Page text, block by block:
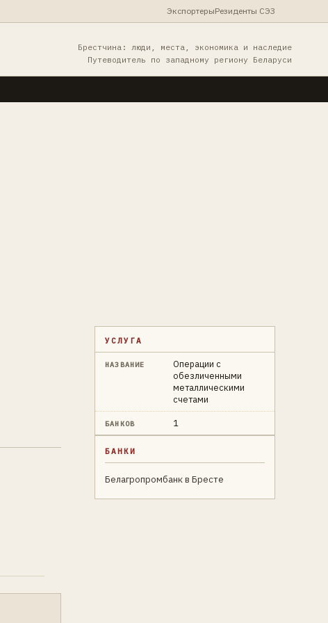
ЭкспортерыРезиденты СЭЗ
Брестчина: люди, места, экономика и наследие
Путеводитель по западному региону Беларуси
УСЛУГА
НАЗВАНИЕ
Операции с
обезличенными
металлическими
счетами
БАНКОВ 1
БАНКИ
Белагропромбанк в Бресте